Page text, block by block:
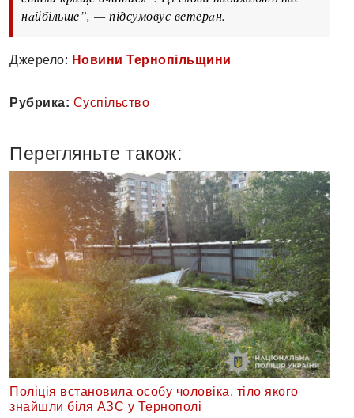
нaйбільше”, — підсумовує ветерaн.
Джерело: Новини Тернопільщини
Рубрика: Суспільство
Перегляньте також:
Поліція встановила особу чоловіка, тіло якого
знайшли біля АЗС у Тернополі